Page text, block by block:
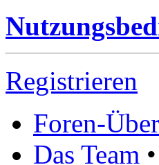
Registrieren
Foren-
Das Team •